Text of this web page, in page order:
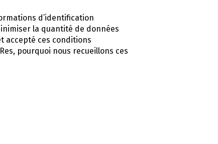
d’identification
la quantité de données
accepté ces conditions
pourquoi nous recueillons ces